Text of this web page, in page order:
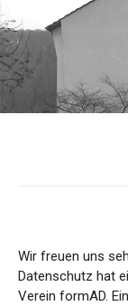
zum
Inhalt
formAD
e.V.
Architektur
–
Wir freuen uns
Datenschutz hat
Verein formAD.